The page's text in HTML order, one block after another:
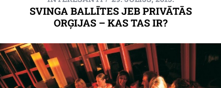
SVINGA BALLĪTES JEB PRIVĀTĀS
ORĢIJAS – KAS TAS IR?